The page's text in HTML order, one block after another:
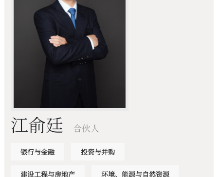
江俞廷 合伙人
银行与金融 投资与并购
建设工程与房地产 环境、能源与自然资源